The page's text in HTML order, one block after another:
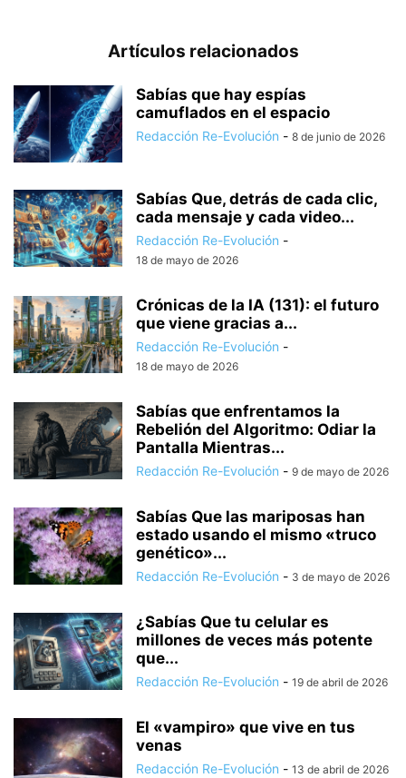
Artículos relacionados
Sabías que hay espías
camuflados en el espacio
Redacción Re-Evolución - 8 de junio de 2026
Sabías Que, detrás de cada clic,
cada mensaje y cada video...
Redacción Re-Evolución -
18 de mayo de 2026
Crónicas de la IA (131): el futuro
que viene gracias a...
Redacción Re-Evolución -
18 de mayo de 2026
Sabías que enfrentamos la
Rebelión del Algoritmo: Odiar la
Pantalla Mientras...
Redacción Re-Evolución - 9 de mayo de 2026
Sabías Que las mariposas han
estado usando el mismo «truco
genético»...
Redacción Re-Evolución - 3 de mayo de 2026
¿Sabías Que tu celular es
millones de veces más potente
que...
Redacción Re-Evolución - 19 de abril de 2026
El «vampiro» que vive en tus
venas
Redacción Re-Evolución - 13 de abril de 2026